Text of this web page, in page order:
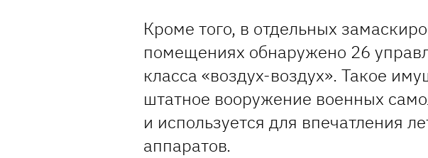
Кроме того, в отдельных
помещениях обнаружено 26
класса «воздух-воздух». Такое
штатное вооружение военных
и используется для впечатления
аппаратов.